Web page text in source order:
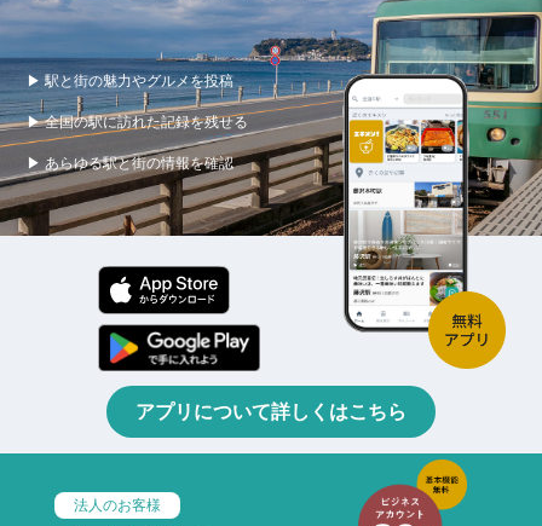
▶ 駅と街の魅力やグルメを投稿
▶ 全国の駅に訪れた記録を残せる
▶ あらゆる駅と街の情報を確認
アプリについて詳しくはこちら
法人のお客様